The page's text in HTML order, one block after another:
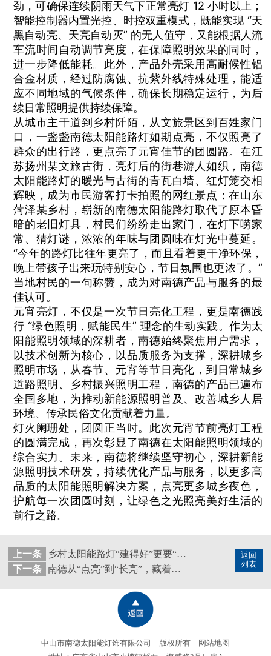
劲，可确保连续阴雨天气下正常亮灯 12 小时以上；
智能控制器内置光控、时控双重模式，既能实现 “天
黑自动亮、天亮自动灭” 的无人值守，又能根据人流
车流时间自动调节亮度，在保障照明效果的同时，
进一步降低能耗。此外，产品外壳采用高耐候性铝
合金材质，经过防腐蚀、抗紫外线特殊处理，能适
应不同地域的气候条件，确保长期稳定运行，为后
续日常照明提供持续保障。
从城市主干道到乡村阡陌，从文旅景区到百姓家门
口，一盏盏南德太阳能路灯如期点亮，不仅照亮了
群众的出行路，更点亮了元宵佳节的团圆路。在江
苏扬州某文旅古街，亮灯后的街巷游人如织，南德
太阳能路灯的暖光与古街的青瓦白墙、红灯笼交相
辉映，成为市民游客打卡拍照的网红景点；在山东
菏泽某乡村，崭新的南德太阳能路灯取代了原本昏
暗的老旧灯具，村民们纷纷走出家门，在灯下唠家
常、猜灯谜，浓浓的年味与团圆味在灯光中蔓延。
“今年的路灯比往年更亮了，而且看着更干净环保，
晚上带孩子出来玩特别安心，节日氛围也更浓了。”
当地村民的一句称赞，成为对南德产品与服务的最
佳认可。
元宵亮灯，不仅是一次节日亮化工程，更是南德践
行 “绿色照明，赋能民生” 理念的生动实践。作为太
阳能照明领域的深耕者，南德始终聚焦用户需求，
以技术创新为核心，以品质服务为支撑，深耕城乡
照明市场，从春节、元宵等节日亮化，到日常城乡
道路照明、乡村振兴照明工程，南德的产品已遍布
全国多地，为推动新能源照明普及、改善城乡人居
环境、传承民俗文化贡献着力量。
灯火阑珊处，团圆正当时。此次元宵节前亮灯工程
的圆满完成，再次彰显了南德在太阳能照明领域的
综合实力。未来，南德将继续坚守初心，深耕新能
源照明技术研发，持续优化产品与服务，以更多高
品质的太阳能照明解决方案，点亮更多城乡夜色，
护航每一次团圆时刻，让绿色之光照亮美好生活的
前行之路。
返回
列表
上一条
乡村太阳能路灯“建得好”更要“管得好”！
下一条
南德从“点亮”到“长亮”，藏着乡村振兴的智慧
中山市南德太阳能灯饰有限公司 版权所有
网站地图